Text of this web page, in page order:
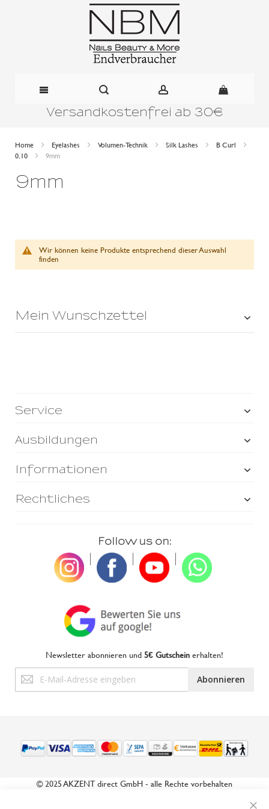
Inhalt
Versandkostenfrei ab 30€
Home Eyelashes Volumen-Technik Silk Lashes
B Curl
0,10
9mm
9mm
Wir können keine Produkte entsprechend dieser Auswahl
finden
Mein Wunschzettel
Service
Ausbildungen
Informationen
Rechtliches
Follow us on:
Newsletter abonnieren und5€ Gutscheinerhalten!
Anmeldung
zum
Abonnieren
© 2025 AKZENT direct GmbH - alle Rechte vorbehalten